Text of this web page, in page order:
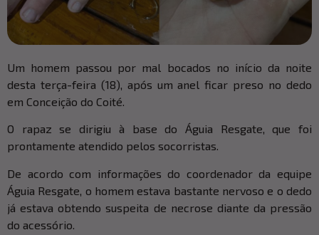
Um homem passou por mal bocados no início da noite
desta terça-feira (18), após um anel ficar preso no dedo
em Conceição do Coité.
O rapaz se dirigiu à base do Águia Resgate, que foi
prontamente atendido pelos socorristas.
De acordo com informações do coordenador da equipe
Águia Resgate, o homem estava bastante nervoso e o dedo
já estava obtendo suspeita de necrose diante da pressão
do acessório.